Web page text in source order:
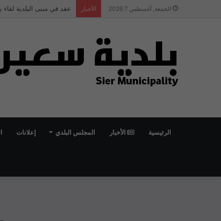
الجمعة, أغسطس 7 2026 الأخبار اعلان تمديد وظيفة
الرئيسية الأخبار المجلس البلدي إعلانات